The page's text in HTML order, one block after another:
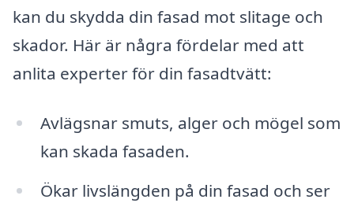
kan du skydda din fasad mot slitage och
skador. Här är några fördelar med att
anlita experter för din fasadtvätt:
Avlägsnar smuts, alger och mögel som
kan skada fasaden.
Ökar livslängden på din fasad och ser